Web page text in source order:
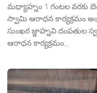
మధ్యాహ్నం 1 గంటల వరకు
స్వామి ఆరాధన కార్యక్రమం
సుంఖర జ్జాహ్నవి దంపతుల
ఆరాధన కార్యక్రమం...